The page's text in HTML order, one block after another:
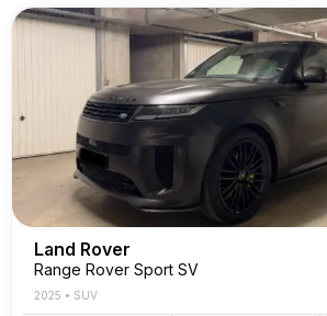
Land Rover
Range Rover Sport SV
2025 • SUV